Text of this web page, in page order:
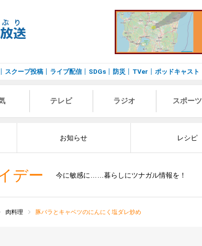
スクープ投稿 ライブ配信 SDGs 防災 TVer ポッドキャスト
テレビ ラジオ スポーツ
デー 今に敏感に……暮らしにツナガル情報を！
お知らせ レシピ
肉料理 豚バラとキャベツのにんにく塩ダレ炒め